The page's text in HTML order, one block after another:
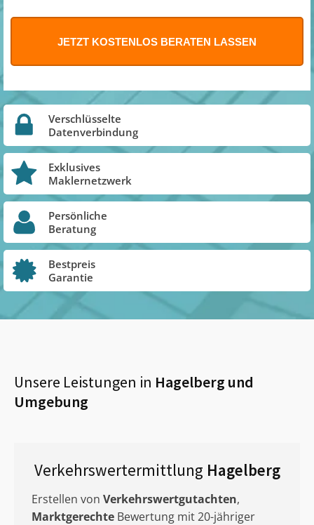
Verschlüsselte
Datenverbindung
Exklusives
Maklernetzwerk
Persönliche
Beratung
Bestpreis
Garantie
Unsere Leistungen in Hagelberg und
Umgebung
Verkehrswertermittlung Hagelberg
Erstellen von Verkehrswertgutachten,
Marktgerechte Bewertung mit 20-jähriger